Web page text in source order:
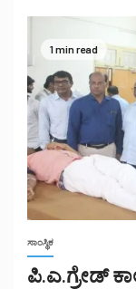
1 min read
ಸಾಂಸ್ಥಿಕ
ಪಿ.ಎ.ಗ್ರೇಡ್